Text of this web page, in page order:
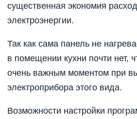
существенная экономия
электроэнергии.
Так как сама панель не
в помещении кухни почти нет,
очень важным моментом при
электроприбора этого вида.
Возможности настройки